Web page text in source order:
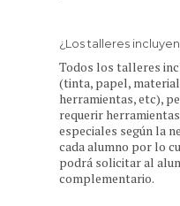
¿Los talleres
Todos los talleres
(tinta, papel,
herramientas, etc),
requerir
especiales según la
cada alumno por lo
podrá solicitar al
complementario.